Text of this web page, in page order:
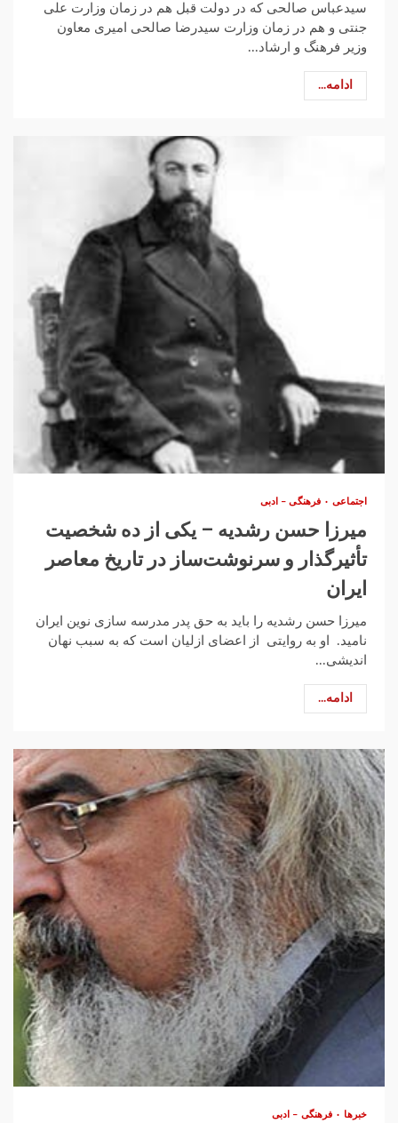
سیدعباس صالحی که در دولت قبل هم در زمان وزارت علی
جنتی و هم در زمان وزارت سیدرضا صالحی امیری معاون
وزیر فرهنگ و ارشاد...
ادامه...
اجتماعی فرهنگی – ادبی
میرزا حسن رشدیه – یکی از ده شخصیت
تأثیرگذار و سرنوشت‌‌ساز در تاریخ معاصر
ایران
میرزا حسن رشدیه را باید به حق پدر مدرسه سازی نوین ایران
نامید. او به روایتی از اعضای ازلیان است که به سبب نهان
اندیشی...
ادامه...
خبرها فرهنگی – ادبی